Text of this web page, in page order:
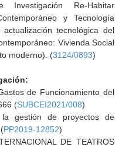
Investigación Re-Habitar
y Tecnología
actualización tecnológica del
Vivienda Social
moderno). (3124/0893)
de Funcionamiento del
(SUBCEI2021/008)
gestión de proyectos de
PP2019-12852)
DE TEATROS